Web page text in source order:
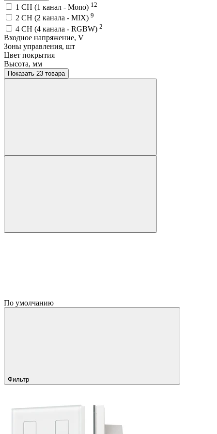
1 CH (1 канал - Mono) 12
2 CH (2 канала - MIX) 9
4 CH (4 канала - RGBW) 2
Входное напряжение, V
Зоны управления, шт
Цвет покрытия
Высота, мм
Показать 23 товара
По умолчанию
Фильтр